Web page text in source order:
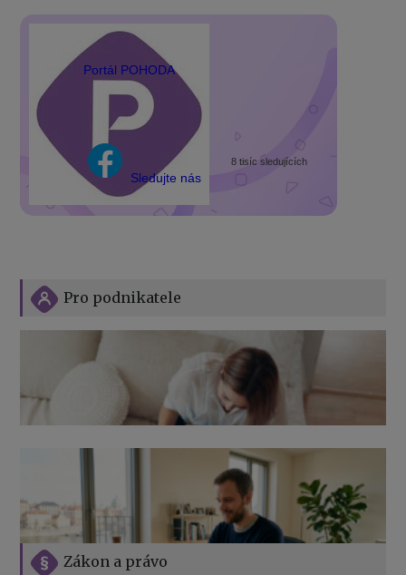
Portál POHODA
Sledujte nás
8 tisíc sledujících
Zákon a právo
Pro podnikatele